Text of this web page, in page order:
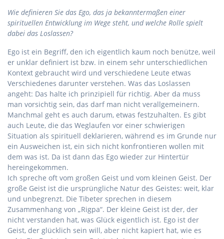
Wie definieren Sie das Ego, das ja bekanntermaßen einer
spirituellen Entwicklung im Wege steht, und welche Rolle spielt
dabei das Loslassen?
Ego ist ein Begriff, den ich eigentlich kaum noch benütze, weil
er unklar definiert ist bzw. in einem sehr unterschiedlichen
Kontext gebraucht wird und verschiedene Leute etwas
Verschiedenes darunter verstehen. Was das Loslassen
angeht: Das halte ich prinzipiell für richtig. Aber da muss
man vorsichtig sein, das darf man nicht verallgemeinern.
Manchmal geht es auch darum, etwas festzuhalten. Es gibt
auch Leute, die das Weglaufen vor einer schwierigen
Situation als spirituell deklarieren, während es im Grunde nur
ein Ausweichen ist, ein sich nicht konfrontieren wollen mit
dem was ist. Da ist dann das Ego wieder zur Hintertür
hereingekommen.
Ich spreche oft vom großen Geist und vom kleinen Geist. Der
große Geist ist die ursprüngliche Natur des Geistes: weit, klar
und unbegrenzt. Die Tibeter sprechen in diesem
Zusammenhang von „Rigpa“. Der kleine Geist ist der, der
nicht verstanden hat, was Glück eigentlich ist. Ego ist der
Geist, der glücklich sein will, aber nicht kapiert hat, wie es